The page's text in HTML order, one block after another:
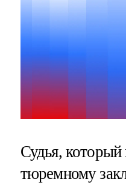
Судья, который
тюремному